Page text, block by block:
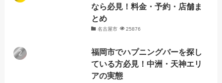
なら必見！料金・予約・店舗ま
とめ
名古屋市 25876
福岡市でハプニングバーを探し
ている方必見！中洲・天神エリ
アの実態